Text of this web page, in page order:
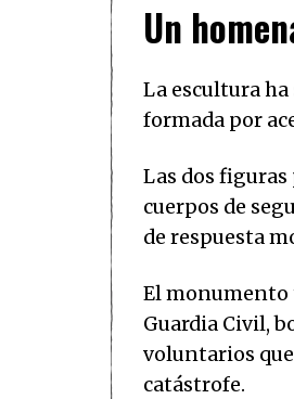
Un
La escultura
formada por
Las dos
cuerpos de
de respuesta
El monumento
Guardia Civil,
voluntarios
catástrofe.